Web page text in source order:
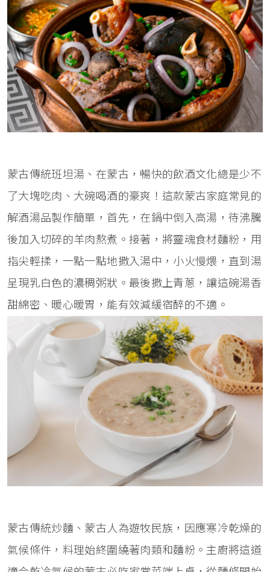
蒙古傳統班坦湯、在蒙古，暢快的飲酒文化總是少不
了大塊吃肉、大碗喝酒的豪爽！這款蒙古家庭常見的
解酒湯品製作簡單，首先，在鍋中倒入高湯，待沸騰
後加入切碎的羊肉熬煮。接著，將靈魂食材麵粉，用
指尖輕揉，一點一點地撒入湯中，小火慢煨，直到湯
呈現乳白色的濃稠粥狀。最後撒上青蔥，讓這碗湯香
甜綿密、暖心暖胃，能有效減緩宿醉的不適。
蒙古傳統炒麵、蒙古人為遊牧民族，因應寒冷乾燥的
氣候條件，料理始終圍繞著肉類和麵粉。主廚將這道